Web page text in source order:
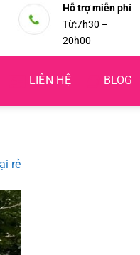
Hỗ trợ miễn phí
Từ:7h30 –
20h00
LIÊN HỆ BLOG
rẻ